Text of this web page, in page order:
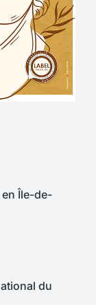
Île-de-
du